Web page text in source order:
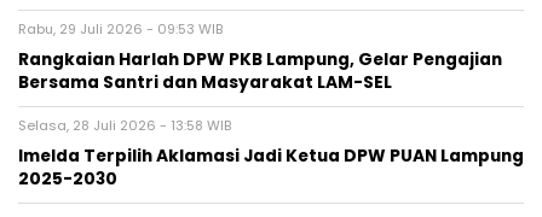
Rabu, 29 Juli 2026 - 09:53 WIB
Rangkaian Harlah DPW PKB Lampung, Gelar Pengajian
Bersama Santri dan Masyarakat LAM-SEL
Selasa, 28 Juli 2026 - 13:58 WIB
Imelda Terpilih Aklamasi Jadi Ketua DPW PUAN Lampung
2025-2030